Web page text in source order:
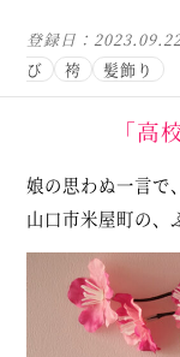
登録日：
び
袴 髪飾り
「高
娘の思わぬ一言で
山口市米屋町の、